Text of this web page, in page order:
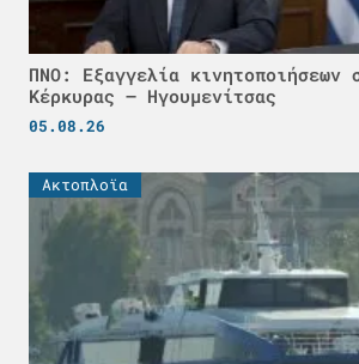
ΠΝΟ: Εξαγγελία κινητοποιήσεων
Κέρκυρας – Ηγουμενίτσας
05.08.26
Ακτοπλοϊα